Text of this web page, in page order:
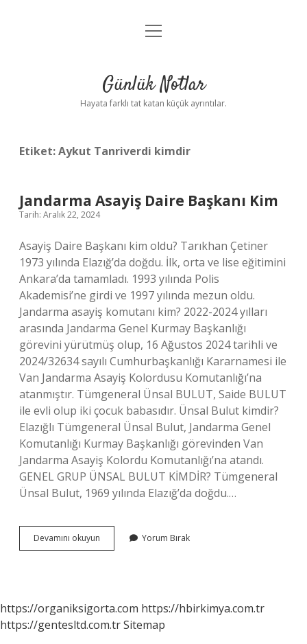
Anasayfa
Yasal Uyarı
menüyü
Günlük Notlar
Hayata farklı tat katan küçük ayrıntılar.
Etiket:Aykut Tanriverdi kimdir
Jandarma Asayiş Daire Başkanı Kim
Tarih: Aralık 22, 2024
Asayiş Daire Başkanı kim oldu? Tarıkhan Çetiner
1973 yılında Elazığ’da doğdu. İlk, orta ve lise eğitimini
Ankara’da tamamladı. 1993 yılında Polis
Akademisi’ne girdi ve 1997 yılında mezun oldu.
Jandarma asayiş komutanı kim? 2022-2024 yılları
arasında Jandarma Genel Kurmay Başkanlığı
görevini yürütmüş olup, 16 Ağustos 2024 tarihli ve
2024/32634 sayılı Cumhurbaşkanlığı Kararnamesi ile
Van Jandarma Asayiş Kolordusu Komutanlığı’na
atanmıştır. Tümgeneral Ünsal BULUT, Saide BULUT
ile evli olup iki çocuk babasıdır. Ünsal Bulut kimdir?
Elazığlı Tümgeneral Ünsal Bulut, Jandarma Genel
Komutanlığı Kurmay Başkanlığı görevinden Van
Jandarma Asayiş Kolordu Komutanlığı’na atandı.
GENEL GRUP ÜNSAL BULUT KİMDİR? Tümgeneral
Ünsal Bulut, 1969 yılında Elazığ’da doğdu.…
Devamını okuyun Jandarma
Asayiş
Yorum Bırak
https://organiksigorta.com https://hbirkimya.com.tr
https://gentesltd.com.trSitemap